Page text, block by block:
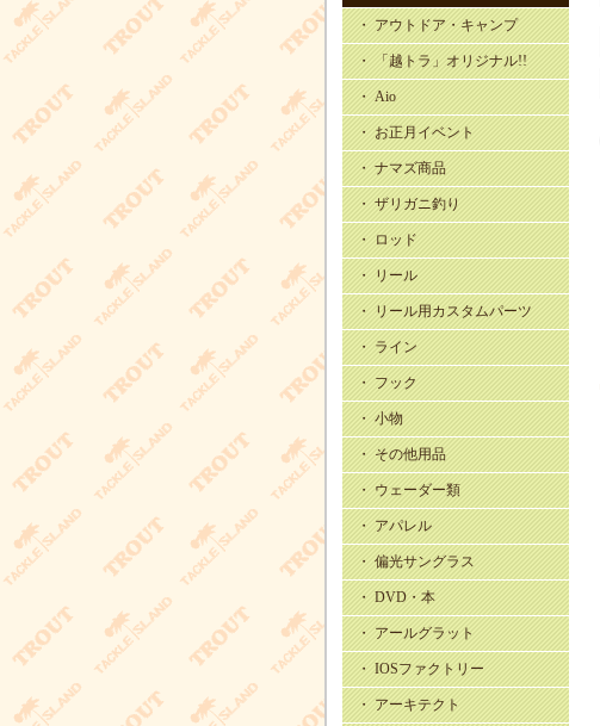
・ アウトドア・キャンプ
・ 「越トラ」オリジナル!!
・ Aio
・ お正月イベント
・ ナマズ商品
・ ザリガニ釣り
・ ロッド
・ リール
・ リール用カスタムパーツ
・ ライン
・ フック
・ 小物
・ その他用品
・ ウェーダー類
・ アパレル
・ 偏光サングラス
・ DVD・本
・ アールグラット
・ IOSファクトリー
・ アーキテクト